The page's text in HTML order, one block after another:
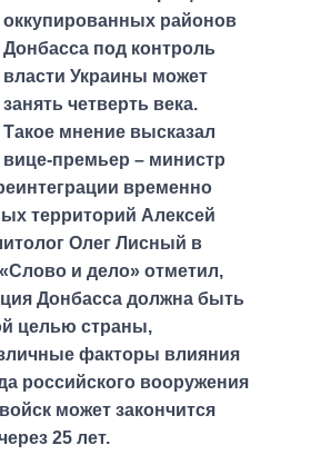
оккупированных районов
Донбасса под контроль
власти Украины может
занять четверть века.
Такое мнение высказал
вице-премьер – министр
временно
территорий Алексей
Олег Лисный в
и дело» отметил,
Донбасса должна быть
целью страны,
факторы влияния
российского вооружения
может закончится
25 лет.